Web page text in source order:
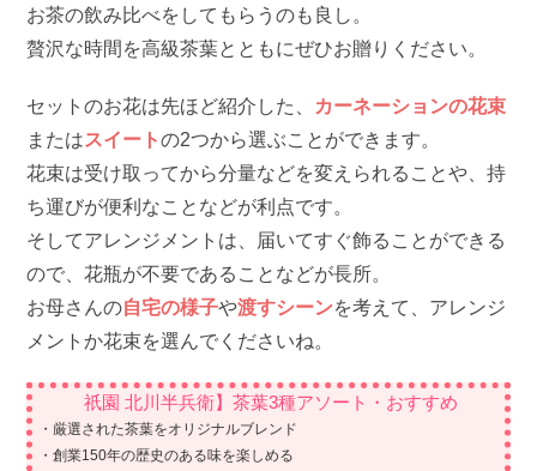
お茶の飲み比べをしてもらうのも良し。
贅沢な時間を高級茶葉とともにぜひお贈りください。
セットのお花は先ほど紹介した、 カーネーションの花束
またはスイートの2つから選ぶことができます。
花束は受け取ってから分量などを変えられることや、持
ち運びが便利なことなどが利点です。
そしてアレンジメントは、届いてすぐ飾ることができる
ので、花瓶が不要であることなどが長所。
お母さんの自宅の様子や渡すシーンを考えて、アレンジ
メントか花束を選んでくださいね。
祇園 北川半兵衛】茶葉3種アソート・おすすめ
・厳選された茶葉をオリジナルブレンド
・創業150年の歴史のある味を楽しめる